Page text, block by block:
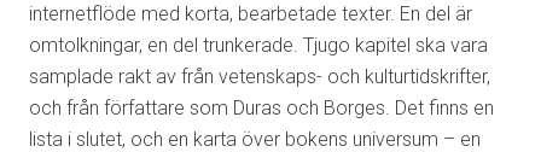
internetflöde med korta, bearbetade texter. En del är
omtolkningar, en del trunkerade. Tjugo kapitel ska vara
samplade rakt av från vetenskaps- och kulturtidskrifter,
och från författare som Duras och Borges. Det finns en
lista i slutet, och en karta över bokens universum – en